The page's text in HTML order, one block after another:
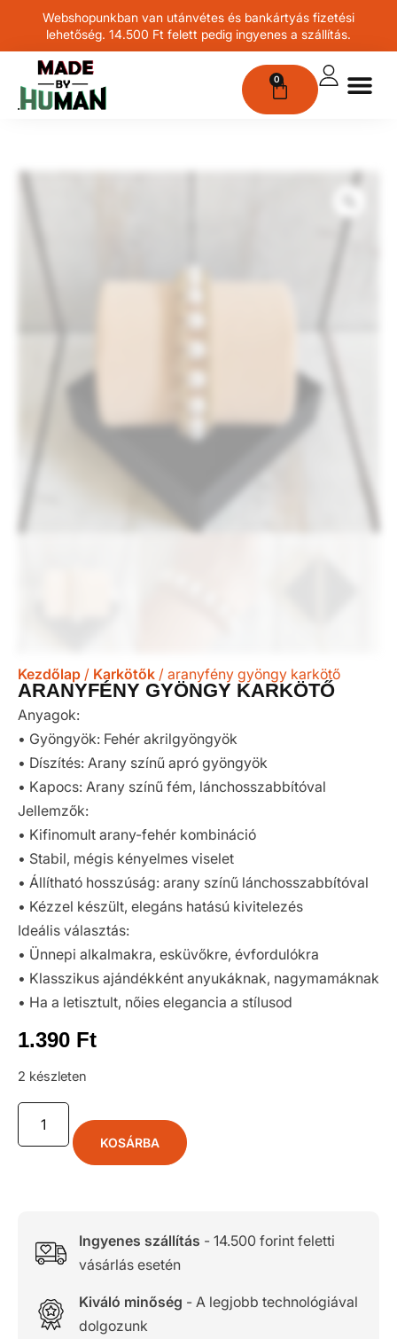
Webshopunkban van utánvétes és bankártyás fizetési
lehetőség. 14.500 Ft felett pedig ingyenes a szállítás.
0
Kezdőlap / Karkötők / aranyfény gyöngy karkötő
ARANYFÉNY GYÖNGY KARKÖTŐ
Anyagok:
• Gyöngyök: Fehér akrilgyöngyök
• Díszítés: Arany színű apró gyöngyök
• Kapocs: Arany színű fém, lánchosszabbítóval
Jellemzők:
• Kifinomult arany-fehér kombináció
• Stabil, mégis kényelmes viselet
• Állítható hosszúság: arany színű lánchosszabbítóval
• Kézzel készült, elegáns hatású kivitelezés
Ideális választás:
• Ünnepi alkalmakra, esküvőkre, évfordulókra
• Klasszikus ajándékként anyukáknak, nagymamáknak
• Ha a letisztult, nőies elegancia a stílusod
1.390 Ft
2 készleten
KOSÁRBA
Ingyenes szállítás - 14.500 forint feletti
vásárlás esetén
Kiváló minőség - A legjobb technológiával
dolgozunk